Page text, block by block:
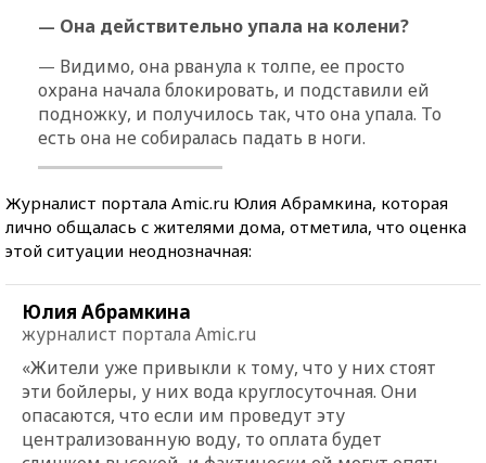
— Она действительно упала на колени?
— Видимо, она рванула к толпе, ее просто
охрана начала блокировать, и подставили ей
подножку, и получилось так, что она упала. То
есть она не собиралась падать в ноги.
Журналист портала Amic.ru Юлия Абрамкина, которая
лично общалась с жителями дома, отметила, что оценка
этой ситуации неоднозначная:
Юлия Абрамкина
журналист портала Amic.ru
«Жители уже привыкли к тому, что у них стоят
эти бойлеры, у них вода круглосуточная. Они
опасаются, что если им проведут эту
централизованную воду, то оплата будет